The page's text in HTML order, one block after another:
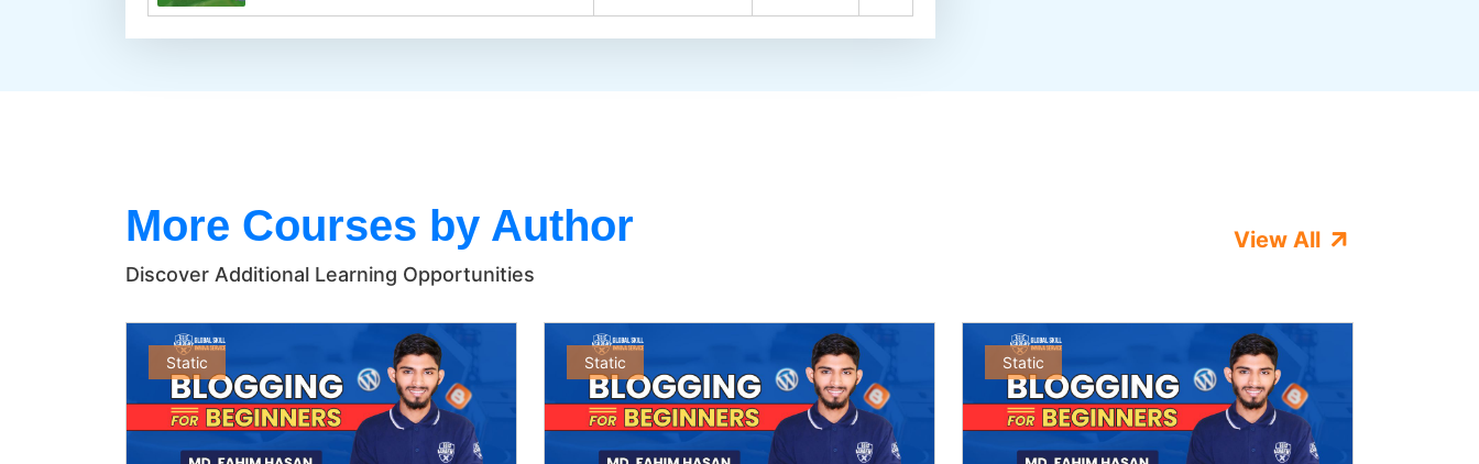
More Courses by Author
Discover Additional Learning Opportunities
View All
Static Static Static